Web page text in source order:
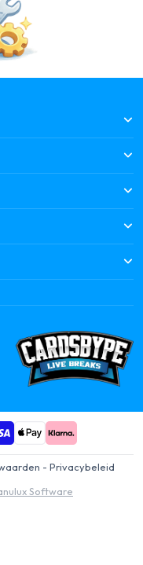
- Privacybeleid
Software